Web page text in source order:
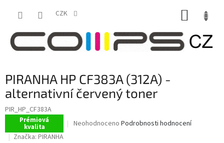
CZK
PIRANHA HP CF383A (312A) -
alternativní červený toner
PIR_HP_CF383A
Prémiová
kvalita
Průměrné
Neohodnoceno Podrobnosti hodnocení
Značka: PIRANHA